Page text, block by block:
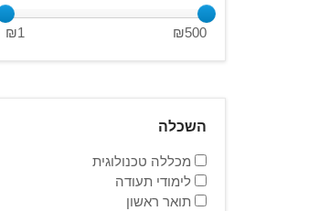
₪1 ₪500
השכלה
מכללה טכנולוגית
לימודי תעודה
תואר ראשון